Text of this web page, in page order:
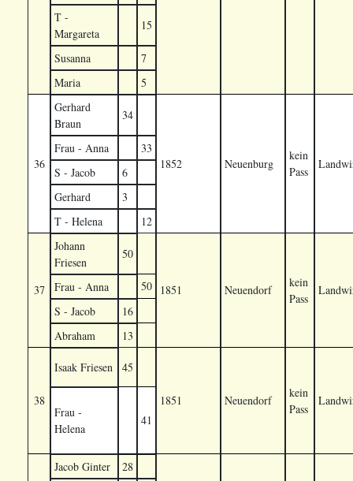
T -
Margareta
15
Susanna
7
Maria
5
36
Gerhard
Braun
34
1852 Neuenburg
kein
Pass
Frau - Anna
33
S - Jacob
6
Gerhard
3
T - Helena
12
37
Johann
Friesen
50
1851 Neuendorf
kein
Pass
Frau - Anna
50
S - Jacob
16
Abraham
13
38
Isaak Friesen 45
1851 Neuendorf
kein
Pass
Frau -
Helena
41
Jacob Ginter 28